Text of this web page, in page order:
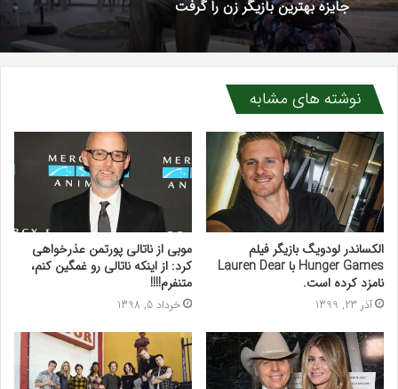
جایزه بهترین بازیگر زن را گرفت
نوشته های مشابه
الکساندر لودویگ بازیگر فیلم
Hunger Games با Lauren Dear
نامزد کرده است.
آذر 23, 1399
موبی از ناتالی پورتمن عذرخواهی
کرد: از اینکه ناتالی رو غمگین کنم،
متنفرم!!!!
خرداد 5, 1398